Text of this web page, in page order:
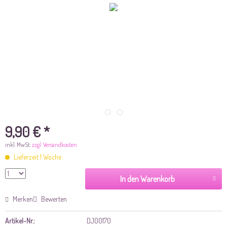
9,90 € *
inkl. MwSt.zzgl. Versandkosten
Lieferzeit 1 Woche
In den Warenkorb
Merken Bewerten
Artikel-Nr.: DJ00170